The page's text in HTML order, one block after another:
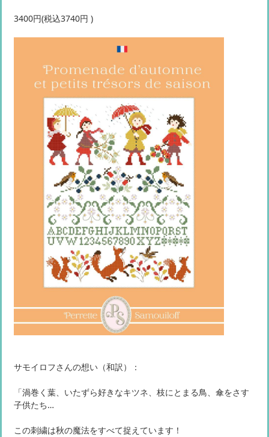
3400円(税込3740円 )
サモイロフさんの想い（和訳）：
「渦巻く葉、いたずら好きなキツネ、枝にとまる鳥、傘をさす
子供たち…
この刺繍は秋の魔法をすべて捉えています！